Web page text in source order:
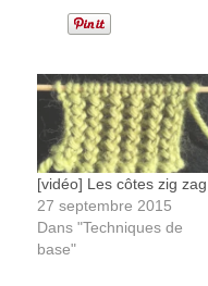
[vidéo] Les côtes zig zag
27 septembre 2015
Dans "Techniques de
base"